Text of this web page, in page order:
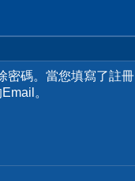
密碼。當您填寫了註冊
。